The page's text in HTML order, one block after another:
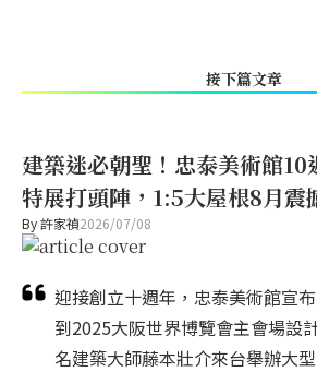
接下篇文章
建築迷必朝聖！忠泰美術館10
特展打頭陣，1:5大屋根8月震
By許家禎2026/07/08
迎接創立十週年，忠泰美術館宣
到2025大阪世界博覽會主會場設
名建築大師藤本壯介來台舉辦大